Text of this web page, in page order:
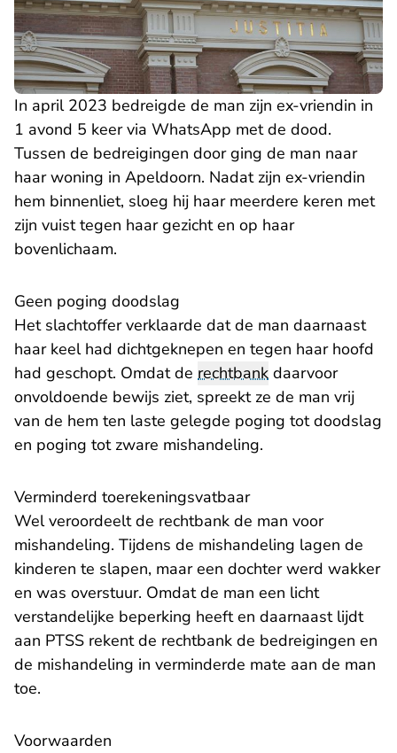
In april 2023 bedreigde de man zijn ex-vriendin in
1 avond 5 keer via WhatsApp met de dood.
Tussen de bedreigingen door ging de man naar
haar woning in Apeldoorn. Nadat zijn ex-vriendin
hem binnenliet, sloeg hij haar meerdere keren met
zijn vuist tegen haar gezicht en op haar
bovenlichaam.
Geen poging doodslag
Het slachtoffer verklaarde dat de man daarnaast
haar keel had dichtgeknepen en tegen haar hoofd
had geschopt. Omdat de rechtbank daarvoor
onvoldoende bewijs ziet, spreekt ze de man vrij
van de hem ten laste gelegde poging tot doodslag
en poging tot zware mishandeling.
Verminderd toerekeningsvatbaar
Wel veroordeelt de rechtbank de man voor
mishandeling. Tijdens de mishandeling lagen de
kinderen te slapen, maar een dochter werd wakker
en was overstuur. Omdat de man een licht
verstandelijke beperking heeft en daarnaast lijdt
aan PTSS rekent de rechtbank de bedreigingen en
de mishandeling in verminderde mate aan de man
toe.
Voorwaarden